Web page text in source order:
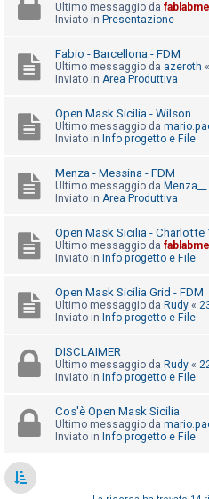
A
o
m
n
t
t
v
C
e
c
a
Ultimo messaggio da fablabme
Inviato in Presentazione
Fabio - Barcellona - FDM
Ultimo messaggio da azeroth «
Inviato in Area Produttiva
Open Mask Sicilia - Wilson
Ultimo messaggio da
Inviato in Info progetto e File
Menza - Messina - FDM
Ultimo messaggio da Menza__
Inviato in Area Produttiva
Open Mask Sicilia - Charlotte
Ultimo messaggio da fablabme
Inviato in Info progetto e File
Open Mask Sicilia Grid - FDM
Ultimo messaggio da Rudy «
Inviato in Info progetto e File
DISCLAIMER
Ultimo messaggio da Rudy «
Inviato in Info progetto e File
Cos'è Open Mask Sicilia
Ultimo messaggio da
Inviato in Info progetto e File